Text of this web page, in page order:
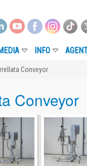
INFO
Conveyor
Conveyor